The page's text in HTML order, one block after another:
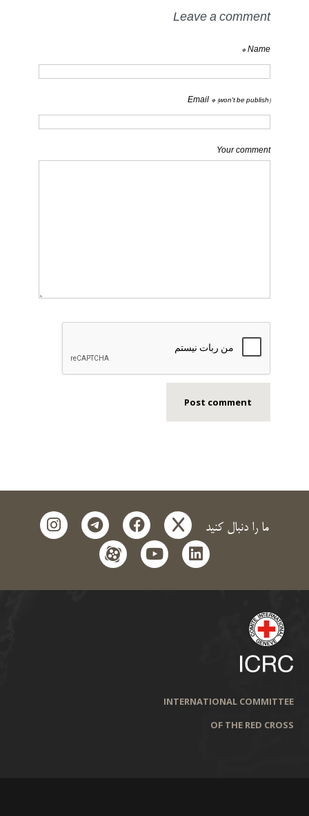
Leave a comment
Name *
Email * (won't be publish)
Your comment
ما را دنبال کنید x
facebook
telegram
instagram
linkedin
youtube
aparat
INTERNATIONAL COMMITTEE
OF THE RED CROSS